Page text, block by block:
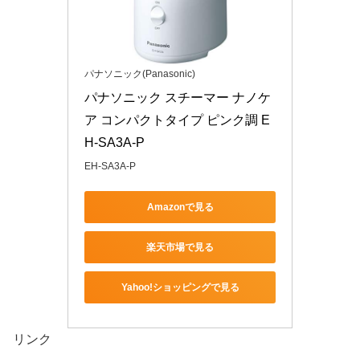
パナソニック(Panasonic)
パナソニック スチーマー ナノケ
ア コンパクトタイプ ピンク調 E
H-SA3A-P
EH-SA3A-P
Amazonで見る
楽天市場で見る
Yahoo!ショッピングで見る
リンク